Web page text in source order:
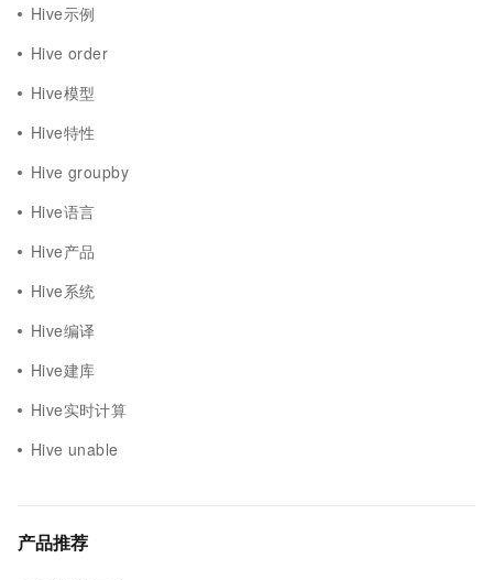
Hive示例
Hive order
Hive模型
Hive特性
Hive groupby
Hive语言
Hive产品
Hive系统
Hive编译
Hive建库
Hive实时计算
Hive unable
产品推荐